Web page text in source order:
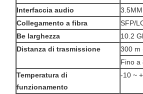
Interfaccia audio
Collegamento a fibra
SFP/
Be larghezza
10.2
Distanza di trasmissione
300 m
Fino a
Temperatura di
funzionamento
-10 ~